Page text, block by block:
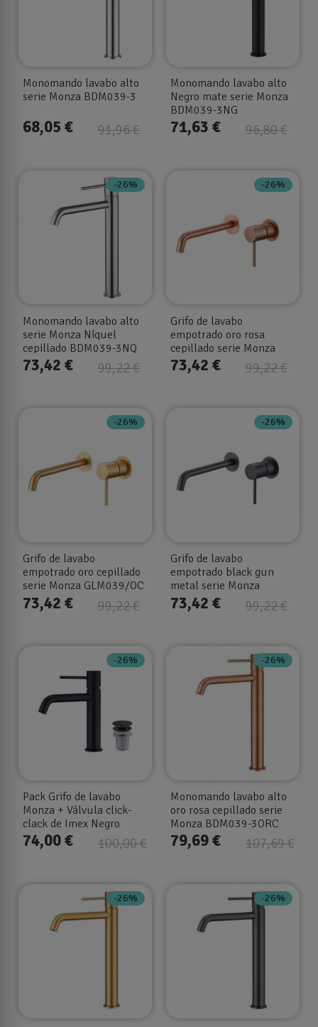
Monomando lavabo alto
serie Monza BDM039-3
91,96 €
68,05 €
Monomando lavabo alto
Negro mate serie Monza
BDM039-3NG
96,80 €
71,63 €
-26%
Monomando lavabo alto
serie Monza Níquel
cepillado BDM039-3NQ
99,22 €
73,42 €
-26%
Grifo de lavabo
empotrado oro rosa
cepillado serie Monza
GLM039/ORC
99,22 €
73,42 €
-26%
Grifo de lavabo
empotrado oro cepillado
serie Monza GLM039/OC
99,22 €
73,42 €
-26%
Grifo de lavabo
empotrado black gun
metal serie Monza
GLM039/BGM
99,22 €
73,42 €
-26%
Pack Grifo de lavabo
Monza + Válvula click-
clack de Imex Negro
100,00 €
74,00 €
-26%
Monomando lavabo alto
oro rosa cepillado serie
Monza BDM039-3ORC
107,69 €
79,69 €
-26% -26%